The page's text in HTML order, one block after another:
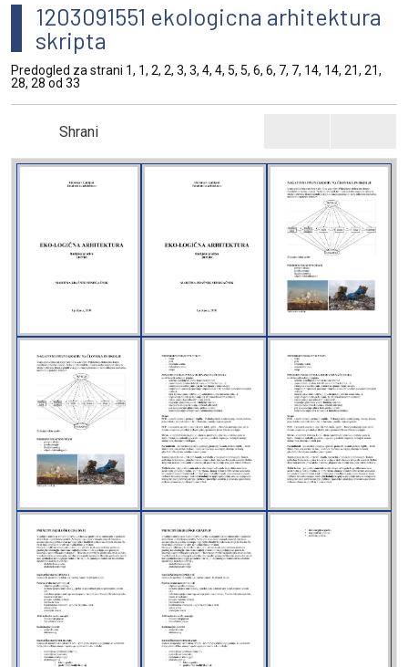
1203091551 ekologicna arhitektura
skripta
Predogled za strani 1, 1, 2, 2, 3, 3, 4, 4, 5, 5, 6, 6, 7, 7, 14, 14, 21, 21,
28, 28 od 33
Shrani